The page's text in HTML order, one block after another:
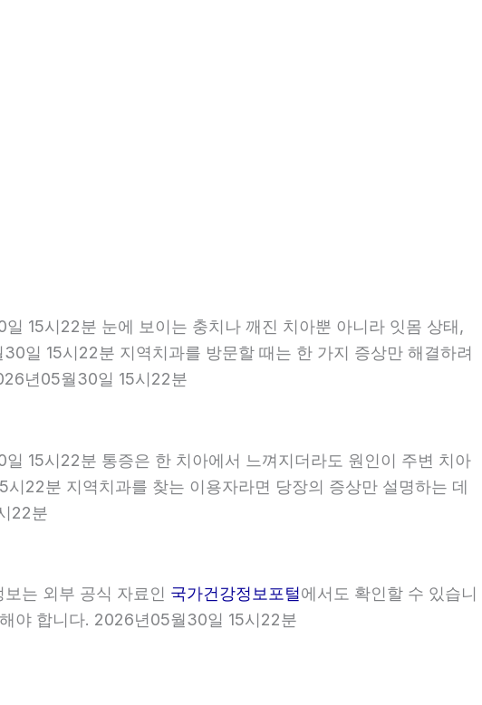
15시22분 눈에 보이는 충치나 깨진 치아뿐 아니라 잇몸 상태,
일 15시22분 지역치과를 방문할 때는 한 가지 증상만 해결하려
년05월30일 15시22분
15시22분 통증은 한 치아에서 느껴지더라도 원인이 주변 치아
22분 지역치과를 찾는 이용자라면 당장의 증상만 설명하는 데
22분
는 외부 공식 자료인 국가건강정보포털에서도 확인할 수 있습니
야 합니다. 2026년05월30일 15시22분